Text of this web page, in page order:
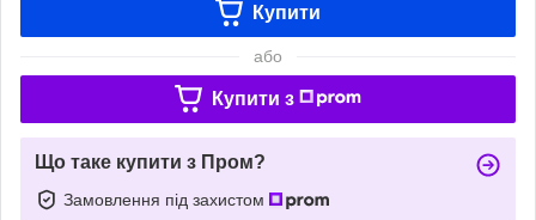
Купити
або
Купити з
Що таке купити з Пром?
Замовлення під захистом